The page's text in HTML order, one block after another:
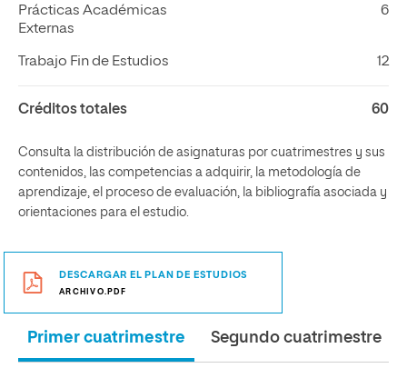
Prácticas Académicas
Externas
6
Trabajo Fin de Estudios 12
Créditos totales 60
Consulta la distribución de asignaturas por cuatrimestres y sus
contenidos, las competencias a adquirir, la metodología de
aprendizaje, el proceso de evaluación, la bibliografía asociada y
orientaciones para el estudio.
DESCARGAR EL PLAN DE ESTUDIOS
ARCHIVO.PDF
Primer cuatrimestre Segundo cuatrimestre